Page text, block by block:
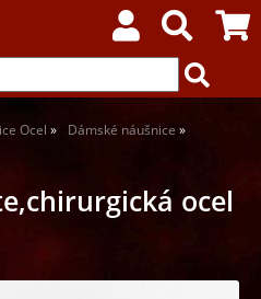
Ocel
Dámské náušnice
ocel